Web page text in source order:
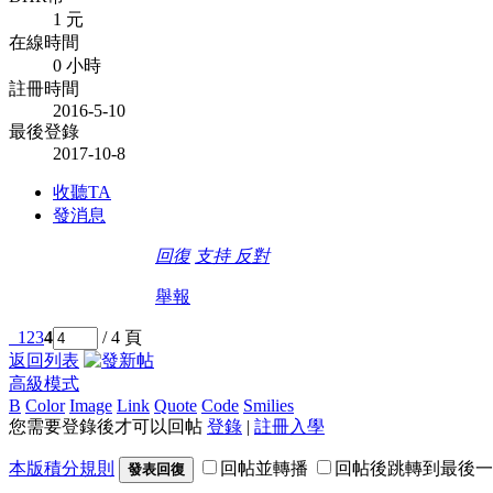
1 元
在線時間
0 小時
註冊時間
2016-5-10
最後登錄
2017-10-8
收聽TA
發消息
回復 支持 反對
舉報
1 234
/ 4 頁
返回列表
高級模式
B Color Image Link Quote Code Smilies
您需要登錄後才可以回帖 登錄 | 註冊入學
本版積分規則 發表回復 回帖並轉播 回帖後跳轉到最後